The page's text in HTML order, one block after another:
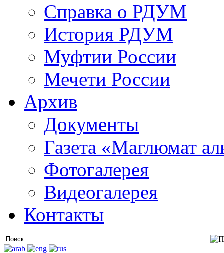
Справка о РДУМ
История РДУМ
Муфтии России
Мечети России
Архив
Документы
Газета «Маглюмат
Фотогалерея
Видеогалерея
Контакты